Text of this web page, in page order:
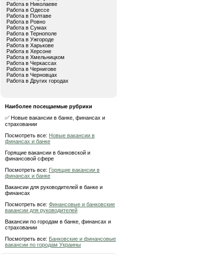
Работа в Николаеве
Работа в Одессе
Работа в Полтаве
Работа в Ровно
Работа в Сумах
Работа в Тернополе
Работа в Ужгороде
Работа в Харькове
Работа в Херсоне
Работа в Хмельницком
Работа в Черкассах
Работа в Чернигове
Работа в Черновцах
Работа в Других городах
Наиболее посещаемые рубрики
✅ Новые вакансии в банке, финансах и
страховании
Посмотреть все: Новые вакансии в
финансах и банке
Горящие вакансии в банковской и
финансовой сфере
Посмотреть все: Горящие вакансии в
финансах и банке
Вакансии для руководителей в банке и
финансах
Посмотреть все: Финансовые и банковские
вакансии для руководителей
Вакансии по городам в банке, финансах и
страховании
Посмотреть все: Банковские и финансовые
вакансии по городам Украины